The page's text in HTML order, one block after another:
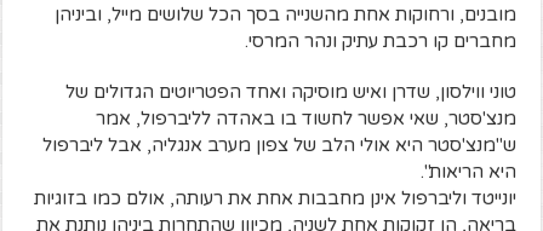
מובנים, ורחוקות אחת מהשנייה בסך הכל שלושים מייל, וביניהן
מחברים קו רכבת עתיק ונהר המרסי.
טוני ווילסון, שדרן ואיש מוסיקה ואחד הפטריוטים הגדולים של
מנצ'סטר, שאי אפשר לחשוד בו באהדה לליברפול, אמר
ש"מנצ'סטר היא אולי הלב של צפון מערב אנגליה, אבל ליברפול
היא הריאות".
יונייטד וליברפול אינן מחבבות אחת את רעותה, אולם כמו בזוגיות
בריאה, הן זקוקות אחת לשניה, מכיוון שהתחרות ביניהן נותנת את